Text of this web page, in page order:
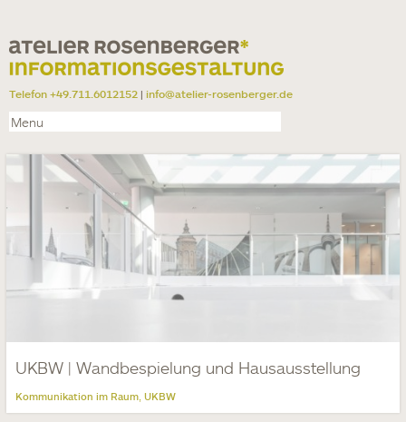
Telefon +49.711.6012152 | info@atelier-rosenberger.de
UKBW | Wandbespielung und Hausausstellung
Kommunikation im Raum, UKBW